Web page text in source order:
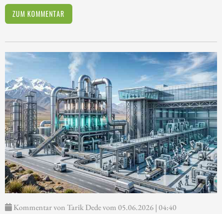
ZUM KOMMENTAR
Kommentar von Tarik Dede vom 05.06.2026 | 04:40